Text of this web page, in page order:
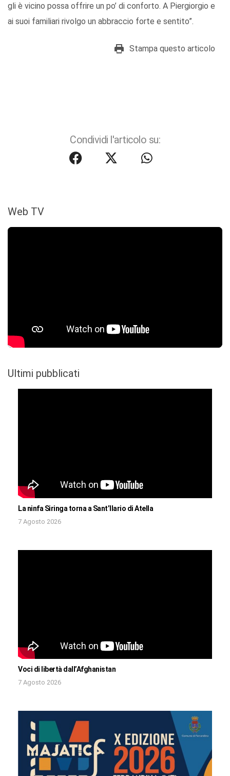
gli è vicino possa offrire un po’ di conforto. A Piergiorgio e
ai suoi familiari rivolgo un abbraccio forte e sentito”.
Stampa questo articolo
Condividi l'articolo su:
Web TV
Ultimi pubblicati
La ninfa Siringa torna a Sant’Ilario di Atella
7 Agosto 2026
Voci di libertà dall’Afghanistan
7 Agosto 2026